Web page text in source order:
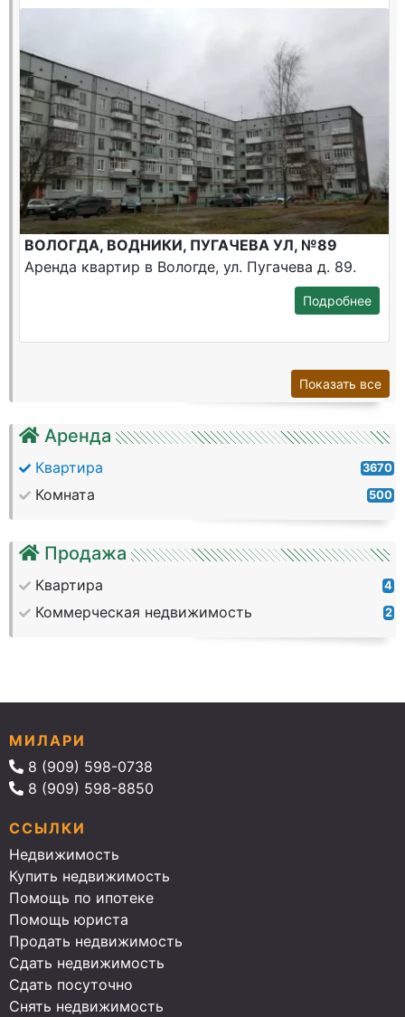
Аренда
Квартира 3670
Комната 500
Продажа
Квартира 4
Коммерческая недвижимость 2
ВОЛОГДА, ВОДНИКИ, ПУГАЧЕВА УЛ, №89
Аренда квартир в Вологде, ул. Пугачева д. 89.
Подробнее
Показать все
МИЛАРИ
8 (909) 598-0738
8 (909) 598-8850
ССЫЛКИ
Недвижимость
Купить недвижимость
Помощь по ипотеке
Помощь юриста
Продать недвижимость
Сдать недвижимость
Сдать посуточно
Снять недвижимость